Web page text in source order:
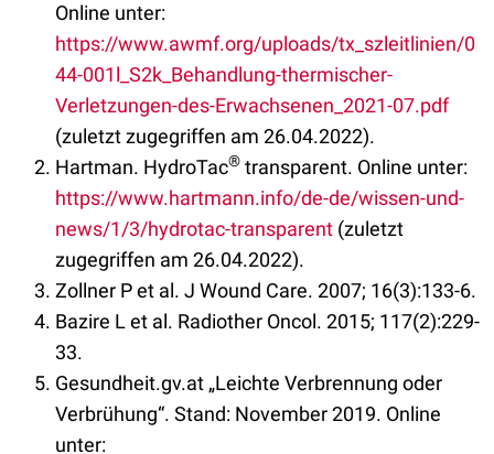
Online unter:
https://www.awmf.org/uploads/tx_szleitlinien/0
44-001l_S2k_Behandlung-thermischer-
Verletzungen-des-Erwachsenen_2021-07.pdf
(zuletzt zugegriffen am 26.04.2022).
Hartman. HydroTac® transparent. Online unter:
https://www.hartmann.info/de-de/wissen-und-
news/1/3/hydrotac-transparent (zuletzt
zugegriffen am 26.04.2022).
Zollner P et al. J Wound Care. 2007; 16(3):133-6.
Bazire L et al. Radiother Oncol. 2015; 117(2):229-
33.
Gesundheit.gv.at „Leichte Verbrennung oder
Verbrühung“. Stand: November 2019. Online
unter: